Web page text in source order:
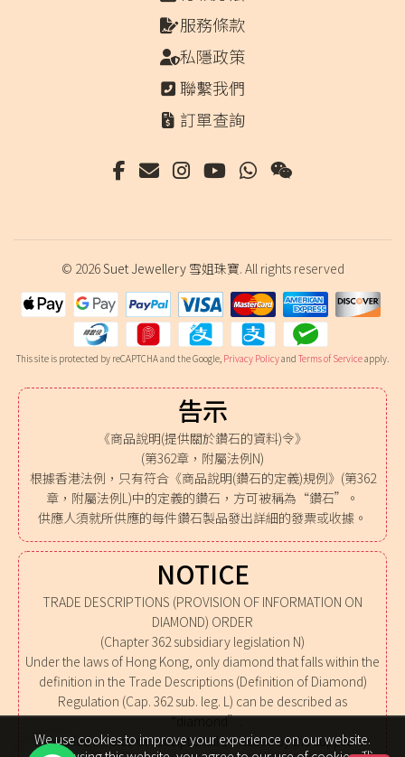
服務條款
私隱政策
聯繫我們
訂單查詢
© 2026Suet Jewellery 雪姐珠寶. All rights reserved
This site is protected by reCAPTCHA and the Google, Privacy Policyand Terms of Serviceapply.
告示
《商品說明(提供關於鑽石的資料)令》
(第362章，附屬法例N)
根據香港法例，只有符合《商品說明(鑽石的定義)規例》(第362
章，附屬法例L)中的定義的鑽石，方可被稱為“鑽石”。
供應人須就所供應的每件鑽石製品發出詳細的發票或收據。
NOTICE
TRADE DESCRIPTIONS (PROVISION OF INFORMATION ON
DIAMOND) ORDER
(Chapter 362 subsidiary legislation N)
Under the laws of Hong Kong, only diamond that falls within the
definition in the Trade Descriptions (Definition of Diamond)
Regulation (Cap. 362 sub. leg. L) can be described as
“diamond”.
A detailed invoice or receipt shall be issued by the supplier in
We use cookies to improve your experience on our website.